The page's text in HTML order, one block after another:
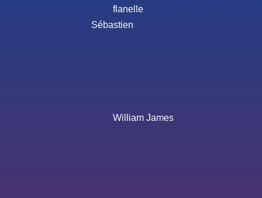
flanelle
Sébastien
William James